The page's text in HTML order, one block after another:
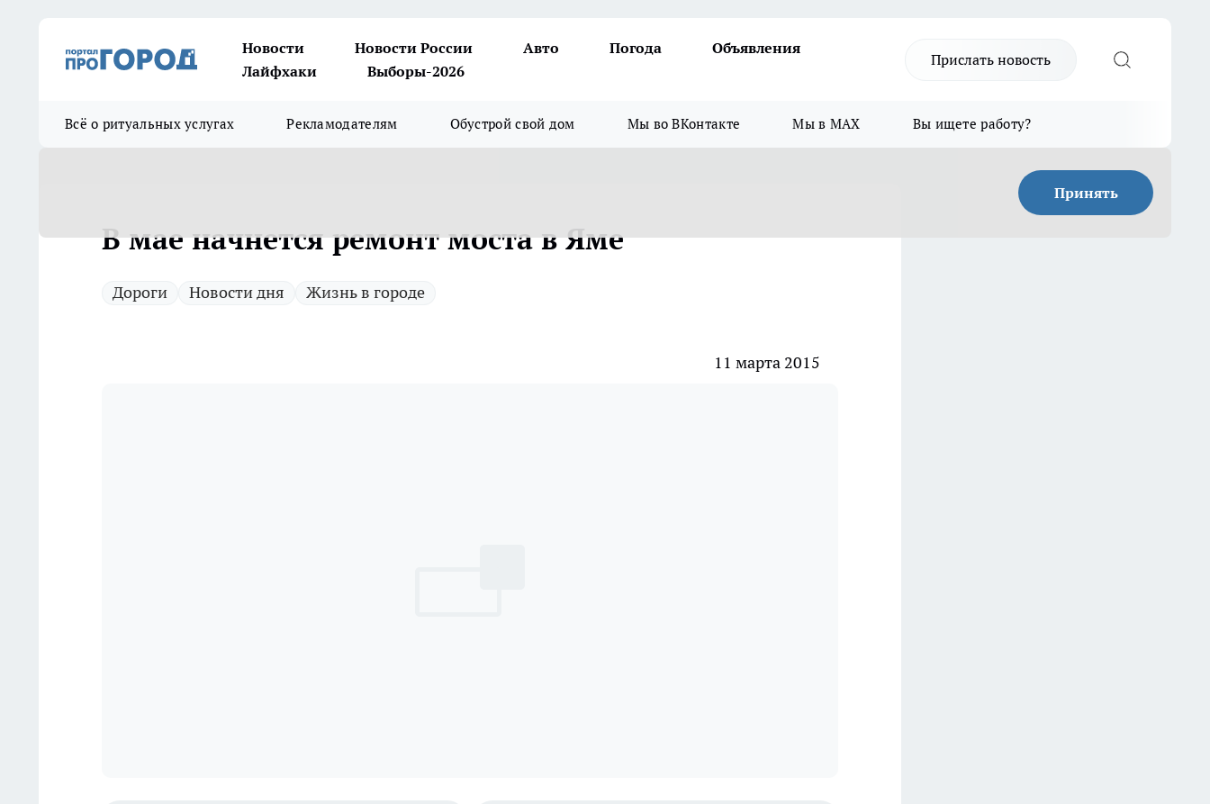
Новости Новости России Авто Погода
Объявления
Лайфхаки
Выборы-2026
Прислать новость
Всё о ритуальных услугах Рекламодателям Обустрой свой дом Мы во ВКонтакте Мы в MAX Вы ищете работу?
Принять
В мае начнется ремонт моста в Яме
Дороги Новости дня Жизнь в городе
11 марта 2015